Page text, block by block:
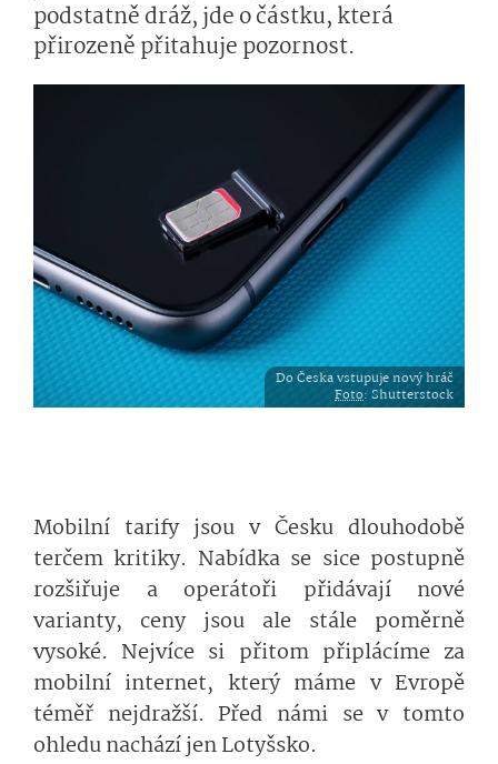
podstatně dráž, jde o částku, která
přirozeně přitahuje pozornost.
Do Česka vstupuje nový hráč
Foto: Shutterstock
Mobilní tarify jsou v Česku dlouhodobě
terčem kritiky. Nabídka se sice postupně
rozšiřuje a operátoři přidávají nové
varianty, ceny jsou ale stále poměrně
vysoké. Nejvíce si přitom připlácíme za
mobilní internet, který máme v Evropě
téměř nejdražší. Před námi se v tomto
ohledu nachází jen Lotyšsko.